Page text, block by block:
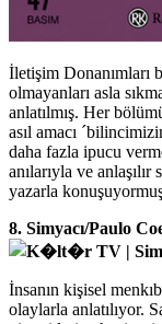
İletişim Donanımları
olmayanları asla
anlatılmış. Her
asıl amacı
daha fazla ipucu
anılarıyla ve
yazarla
8. Simyacı/Paulo
İnsanın kişisel
olaylarla anlatılıyor.